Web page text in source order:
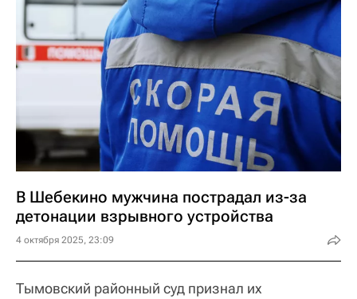
В Шебекино мужчина пострадал из-за
детонации взрывного устройства
4 октября 2025, 23:09
Тымовский районный суд признал их